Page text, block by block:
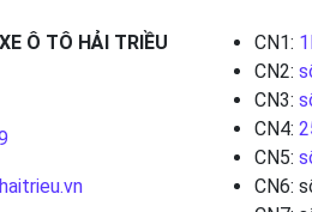
Ô TÔ HẢI TRIỀU CN1:
CN2:
CN3:
CN4:
CN5:
CN6: